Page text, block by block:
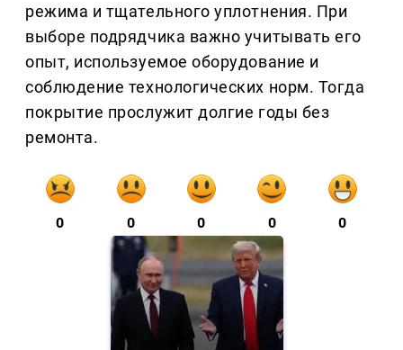
режима и тщательного уплотнения. При
выборе подрядчика важно учитывать его
опыт, используемое оборудование и
соблюдение технологических норм. Тогда
покрытие прослужит долгие годы без
ремонта.
0 0 0 0 0